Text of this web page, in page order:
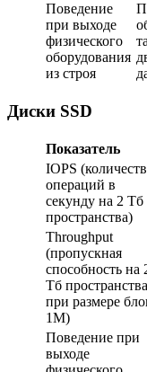
Поведение
при выходе
физического
оборудования
из строя
Диски SSD
Показатель
IOPS
операций в
секунду на 2 Тб
пространства)
Throughput
(пропускная
способность на
Тб
при размере
1М)
Поведение при
выходе